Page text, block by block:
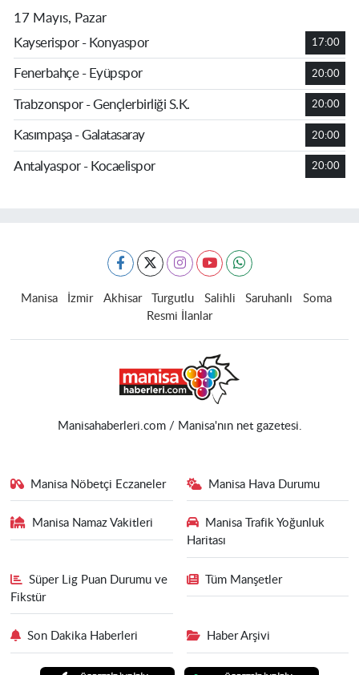
17 Mayıs, Pazar
Kayserispor - Konyaspor
17:00
Fenerbahçe - Eyüpspor 20:00
Trabzonspor - Gençlerbirliği S.K. 20:00
Kasımpaşa - Galatasaray 20:00
Antalyaspor - Kocaelispor 20:00
Manisa İzmir Akhisar Turgutlu Salihli Saruhanlı
Soma
Resmi İlanlar
Manisahaberleri.com / Manisa'nın net gazetesi.
Manisa Nöbetçi Eczaneler Manisa Hava Durumu
Manisa Namaz Vakitleri
Manisa Trafik Yoğunluk
Haritası
Süper Lig Puan Durumu ve
Fikstür
Tüm Manşetler
Son Dakika Haberleri Haber Arşivi